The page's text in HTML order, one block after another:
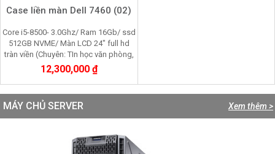
Case liền màn Dell 7460 (02)
Core i5-8500- 3.0Ghz/ Ram 16Gb/ ssd
512GB NVME/ Màn LCD 24" full hd
tràn viền (Chuyên: TIn học văn phòng,
Kê toán, chơi game, đồ họa cơ bản)
12,300,000 ₫
Xem thêm >
MÁY CHỦ SERVER